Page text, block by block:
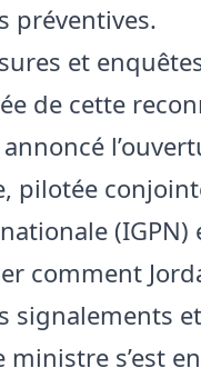
préventives.
et
de cette
pilotée
comment
signalements
ministre s’est